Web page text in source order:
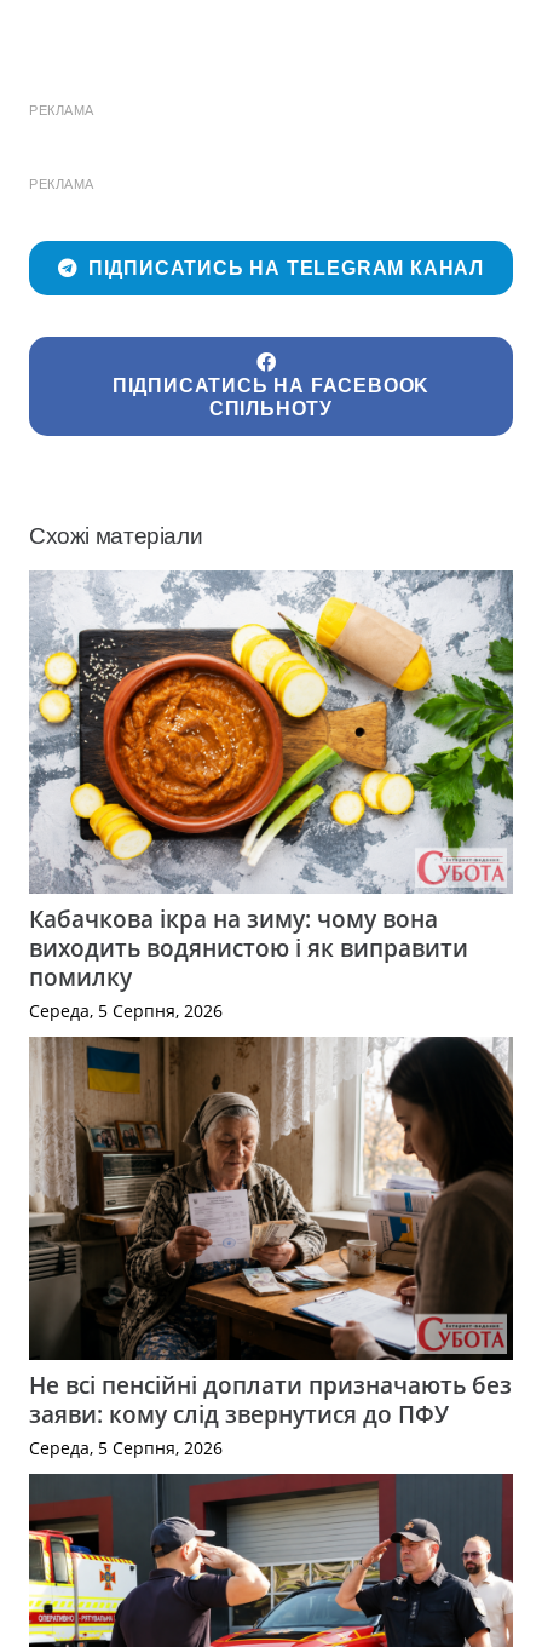
РЕКЛАМА
РЕКЛАМА
ПІДПИСАТИСЬ НА TELEGRAM КАНАЛ
ПІДПИСАТИСЬ НА FACEBOOK
СПІЛЬНОТУ
Схожі матеріали
Кабачкова ікра на зиму: чому вона
виходить водянистою і як виправити
помилку
Середа, 5 Серпня, 2026
Не всі пенсійні доплати призначають без
заяви: кому слід звернутися до ПФУ
Середа, 5 Серпня, 2026